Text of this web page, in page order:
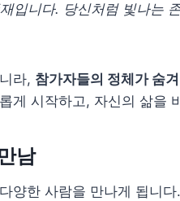
입니다. 당신처럼 빛나는
라, 참가자들의 정체가 숨
게 시작하고, 자신의 삶을
남
양한 사람을 만나게 됩니